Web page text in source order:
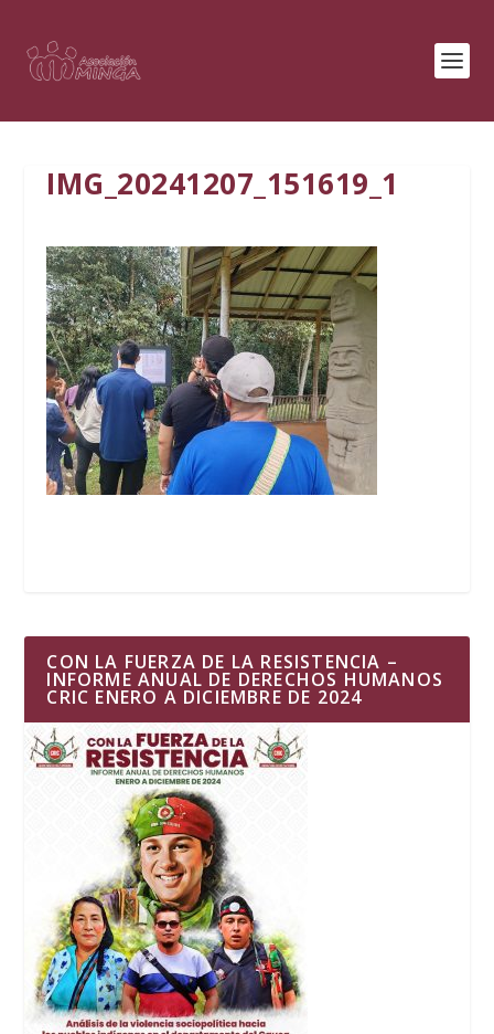
IMG_20241207_151619_1
CON LA FUERZA DE LA RESISTENCIA –
INFORME ANUAL DE DERECHOS HUMANOS
CRIC ENERO A DICIEMBRE DE 2024